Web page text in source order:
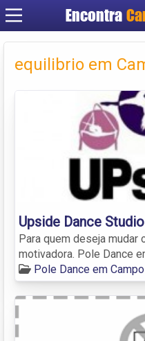
Encontra
equilibrio em
Upside Dance Studio
Para quem deseja mudar
motivadora. Pole Dance
Pole Dance em